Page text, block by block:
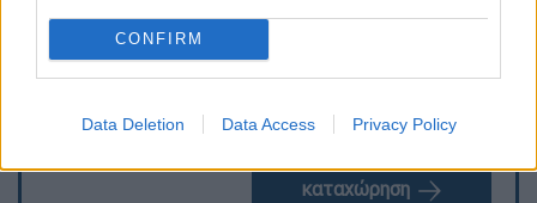
CONFIRM
Data Deletion Data Access Privacy Policy
καταχώρηση